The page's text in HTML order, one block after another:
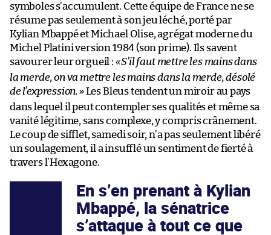
symboles s’accumulent. Cette équipe de France ne se
résume pas seulement à son jeu léché, porté par
Kylian Mbappé et Michael Olise, agrégat moderne du
Michel Platini version 1984 (son prime). Ils savent
savourer leur orgueil : «S’il faut mettre les mains dans
la merde, on va mettre les mains dans la merde, désolé
de l’expression.»Les Bleus tendent un miroir au pays
dans lequel il peut contempler ses qualités et même sa
vanité légitime, sans complexe, y compris crânement.
Le coup de sifflet, samedi soir, n’a pas seulement libéré
un soulagement, il a insufflé un sentiment de fierté à
travers l’Hexagone.
En s’en prenant à Kylian
Mbappé, la sénatrice
s’attaque à tout ce que